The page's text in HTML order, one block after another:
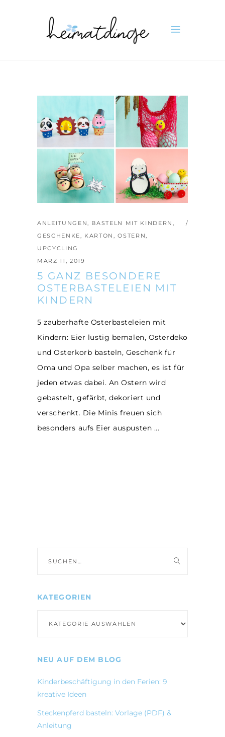
ANLEITUNGEN, BASTELN MIT KINDERN ,
GESCHENKE, KARTON,OSTERN,
UPCYCLING
MÄRZ 11, 2019
5 GANZ BESONDERE
OSTERBASTELEIEN MIT
KINDERN
5 zauberhafte Osterbasteleien mit
Kindern: Eier lustig bemalen, Osterdeko
und Osterkorb basteln, Geschenk für
Oma und Opa selber machen, es ist für
jeden etwas dabei. An Ostern wird
gebastelt, gefärbt, dekoriert und
verschenkt. Die Minis freuen sich
besonders aufs Eier auspusten
nach:
KATEGORIEN
NEU AUF DEM BLOG
Kinderbeschäftigung in den Ferien: 9
kreative Ideen
Steckenpferd basteln: Vorlage (PDF) &
Anleitung